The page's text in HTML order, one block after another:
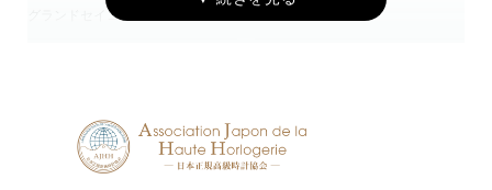
グランドセイコー
MAURICE LACROIX NORQAIN